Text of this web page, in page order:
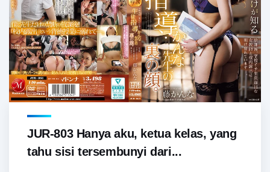
JUR-803 Hanya aku, ketua kelas, yang
tahu sisi tersembunyi dari...